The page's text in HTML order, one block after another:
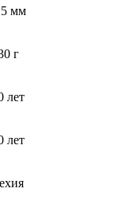
мм
г
лет
лет